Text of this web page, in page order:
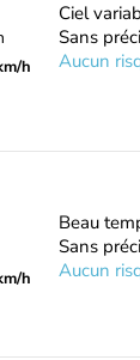
h
Ciel
Sans
Aucun
h
Beau
Sans
Aucun